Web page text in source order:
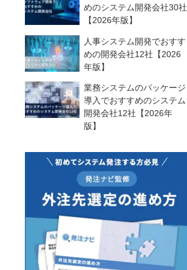
めのシステム開発会社30社
【2026年版】
人事システム開発でおすす
めの開発会社12社【2026
年版】
業務システムのパッケージ
導入でおすすめのシステム
開発会社12社【2026年
版】